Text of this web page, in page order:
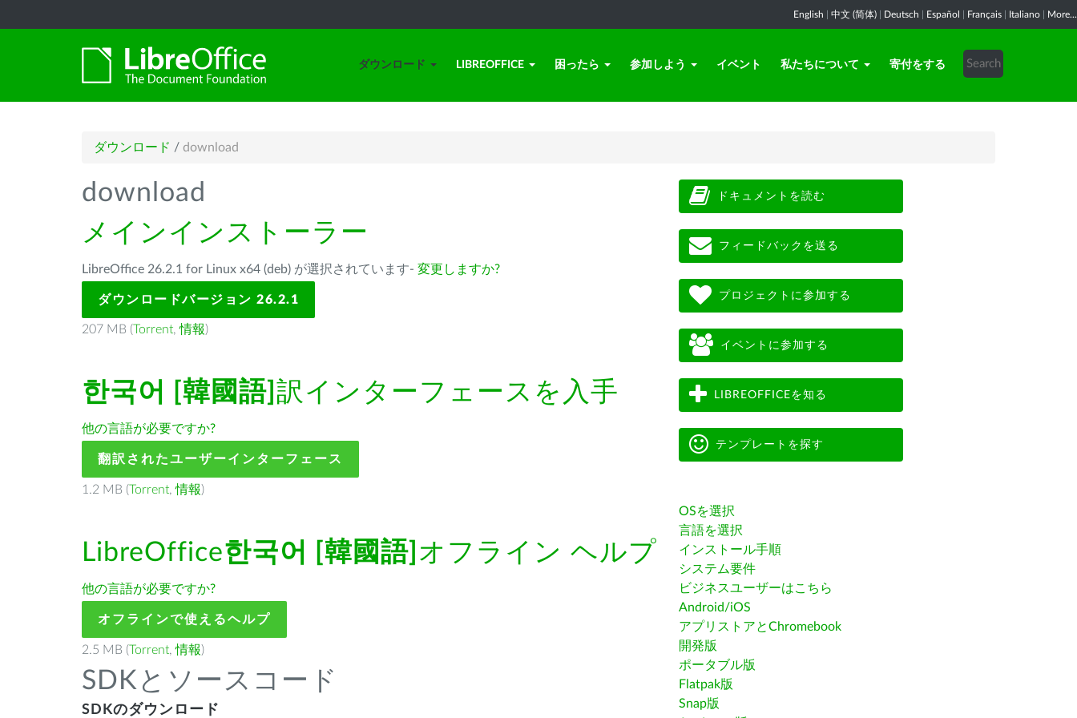
English 中文 (简体) Deutsch Español Français Italiano More...
ダウンロード LIBREOFFICE 困ったら 参加しよう イベント 私たちについて 寄付をする
ダウンロード / download
download
メインインストーラー
LibreOffice 26.2.1 for Linux x64 (deb) が選択されています- 変更しますか?
ダウンロードバージョン 26.2.1
207 MB (Torrent,情報)
한국어 [韓國語] 訳インターフェースを入手
他の言語が必要ですか?
翻訳されたユーザーインターフェース
1.2 MB (Torrent,情報)
LibreOffice한국어 [韓國語] オフライン ヘルプ
他の言語が必要ですか?
オフラインで使えるヘルプ
2.5 MB (Torrent,情報)
SDKとソースコード
SDKのダウンロード
ドキュメントを読む
フィードバックを送る
プロジェクトに参加する
イベントに参加する
LIBREOFFICEを知る
テンプレートを探す
OSを選択
言語を選択
インストール手順
システム要件
ビジネスユーザーはこちら
Android/iOS
アプリストアとChromebook
開発版
ポータブル版
Flatpak版
Snap版